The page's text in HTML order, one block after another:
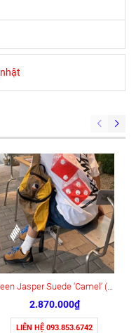
Keen Jasper Suede ‘Camel’ (1004337)
2.870.000₫
LIÊN HỆ 093.853.6742